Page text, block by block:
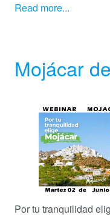
Read more...
Mojácar
Por tu tranquilidad